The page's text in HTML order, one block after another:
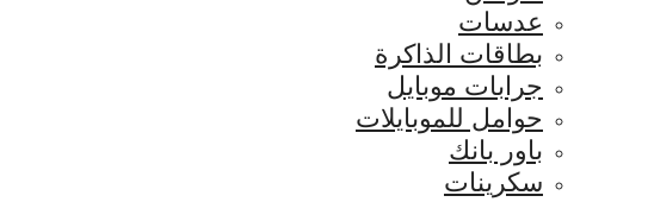
عدسات
بطاقات الذاكرة
جرابات موبايل
حوامل للموبايلات
باور بانك
سكرينات